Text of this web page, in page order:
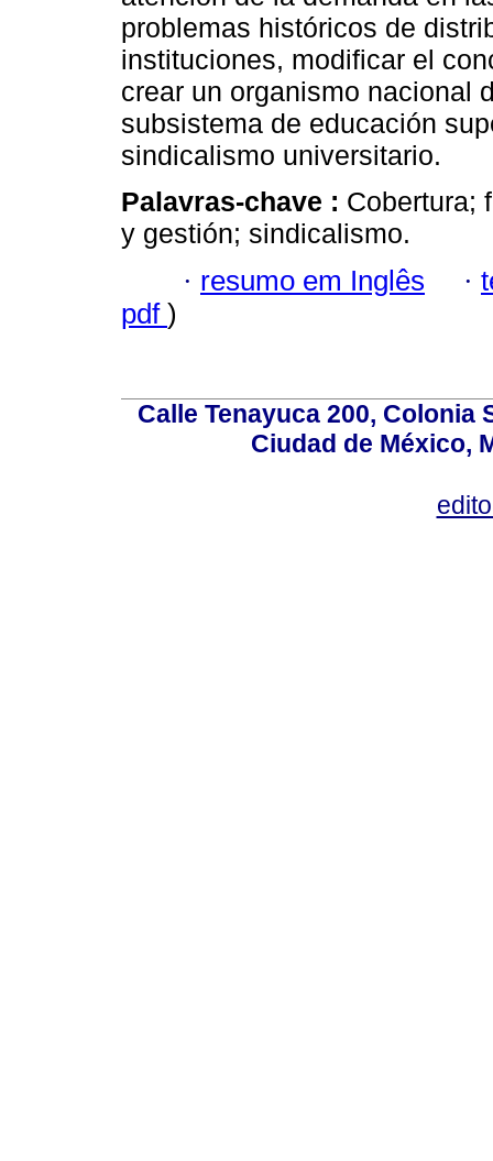
problemas históricos de
instituciones, modificar el
crear un organismo nacional
subsistema de educación
sindicalismo universitario.
Palavras-chave : Cobertura;
y gestión; sindicalismo.
· resumo em Inglês ·
pdf )
Calle Tenayuca 200, Colonia
Ciudad de México,